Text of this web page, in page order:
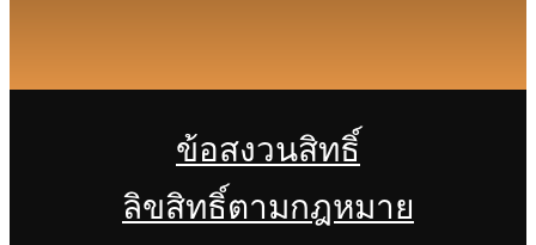
ข้อสงวนสิทธิ์
ลิขสิทธิ์ตามกฎหมาย